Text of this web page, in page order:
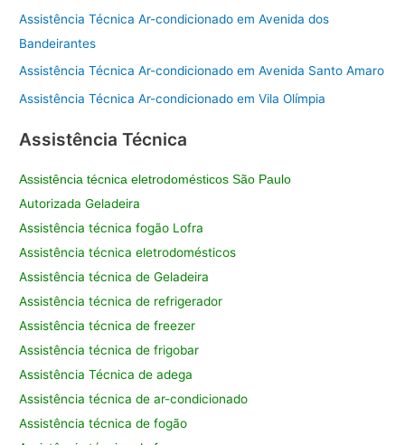
Assistência Técnica Ar-condicionado em Avenida dos
Bandeirantes
Assistência Técnica Ar-condicionado em Avenida Santo Amaro
Assistência Técnica Ar-condicionado em Vila Olímpia
Assistência Técnica
Assistência técnica eletrodomésticos São Paulo
Autorizada Geladeira
Assistência técnica fogão Lofra
Assistência técnica eletrodomésticos
Assistência técnica de Geladeira
Assistência técnica de refrigerador
Assistência técnica de freezer
Assistência técnica de frigobar
Assistência Técnica de adega
Assistência técnica de ar-condicionado
Assistência técnica de fogão